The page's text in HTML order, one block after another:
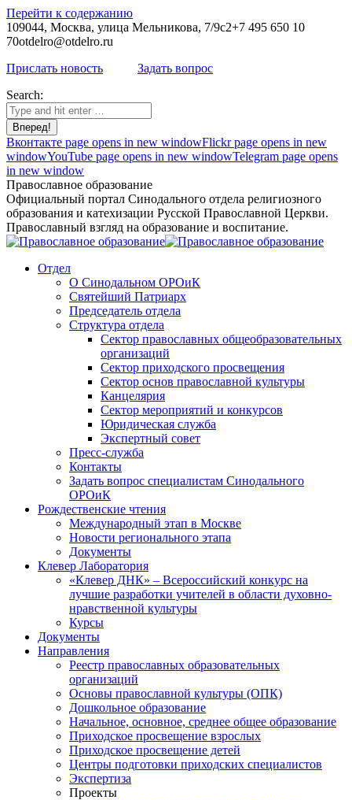
Перейти к содержанию
109044, Москва, улица Мельникова, 7/9с2+7 495 650 10
70otdelro@otdelro.ru
Прислать новость
Задать вопрос
Search:
Вконтакте page opens in new windowFlickr page opens in new
windowYouTube page opens in new windowTelegram page opens
in new window
Православное образование
Официальный портал Синодального отдела религиозного
образования и катехизации Русской Православной Церкви.
Православный взгляд на образование и воспитание.
Отдел
О Синодальном ОРОиК
Святейший Патриарх
Председатель отдела
Структура отдела
Сектор православных общеобразовательных
организаций
Сектор приходского просвещения
Сектор основ православной культуры
Канцелярия
Сектор мероприятий и конкурсов
Юридическая служба
Экспертный совет
Пресс-служба
Контакты
Задать вопрос специалистам Синодального
ОРОиК
Рождественские чтения
Международный этап в Москве
Новости регионального этапа
Документы
Клевер Лаборатория
«Клевер ДНК» – Всероссийский конкурс на
лучшие разработки учителей в области духовно-
нравственной культуры
Курсы
Документы
Направления
Реестр православных образовательных
организаций
Основы православной культуры (ОПК)
Дошкольное образование
Начальное, основное, среднее общее образование
Приходское просвещение взрослых
Приходское просвещение детей
Центры подготовки приходских специалистов
Экспертиза
Проекты